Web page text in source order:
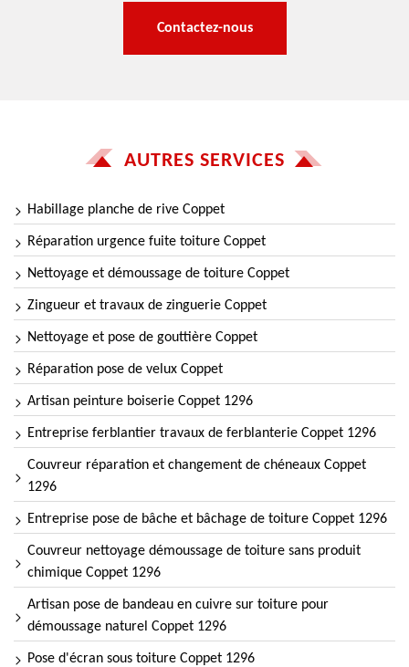
Contactez-nous
AUTRES SERVICES
Habillage planche de rive Coppet
Réparation urgence fuite toiture Coppet
Nettoyage et démoussage de toiture Coppet
Zingueur et travaux de zinguerie Coppet
Nettoyage et pose de gouttière Coppet
Réparation pose de velux Coppet
Artisan peinture boiserie Coppet 1296
Entreprise ferblantier travaux de ferblanterie Coppet 1296
Couvreur réparation et changement de chéneaux Coppet
1296
Entreprise pose de bâche et bâchage de toiture Coppet 1296
Couvreur nettoyage démoussage de toiture sans produit
chimique Coppet 1296
Artisan pose de bandeau en cuivre sur toiture pour
démoussage naturel Coppet 1296
Pose d'écran sous toiture Coppet 1296